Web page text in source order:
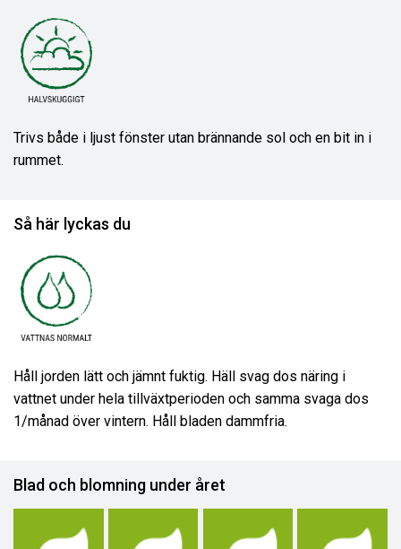
Trivs både i ljust fönster utan brännande sol och en bit in i
rummet.
Så här lyckas du
Håll jorden lätt och jämnt fuktig. Häll svag dos näring i
vattnet under hela tillväxtperioden och samma svaga dos
1/månad över vintern. Håll bladen dammfria.
Blad och blomning under året